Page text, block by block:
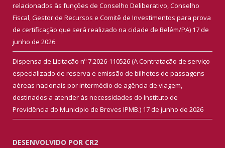
relacionados às funções de Conselho Deliberativo, Conselho
Fiscal, Gestor de Recursos e Comitê de Investimentos para prova
de certificação que será realizado na cidade de Belém/PA) 17 de
junho de 2026
Dispensa de Licitação nº 7.2026-110526 (A Contratação de serviço
especializado de reserva e emissão de bilhetes de passagens
aéreas nacionais por intermédio de agência de viagem,
destinados a atender às necessidades do Instituto de
Previdência do Município de Breves IPMB.) 17 de junho de 2026
DESENVOLVIDO POR CR2